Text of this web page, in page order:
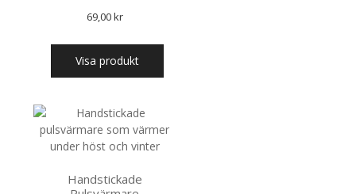
69,00kr
Visa produkt
Handstickade